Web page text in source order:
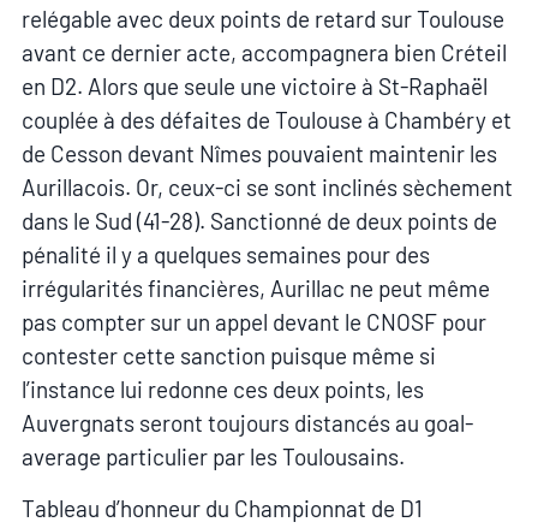
relégable avec deux points de retard sur Toulouse
avant ce dernier acte, accompagnera bien Créteil
en D2. Alors que seule une victoire à St-Raphaël
couplée à des défaites de Toulouse à Chambéry et
de Cesson devant Nîmes pouvaient maintenir les
Aurillacois. Or, ceux-ci se sont inclinés sèchement
dans le Sud (41-28). Sanctionné de deux points de
pénalité il y a quelques semaines pour des
irrégularités financières, Aurillac ne peut même
pas compter sur un appel devant le CNOSF pour
contester cette sanction puisque même si
l’instance lui redonne ces deux points, les
Auvergnats seront toujours distancés au goal-
average particulier par les Toulousains.
Tableau d’honneur du Championnat de D1